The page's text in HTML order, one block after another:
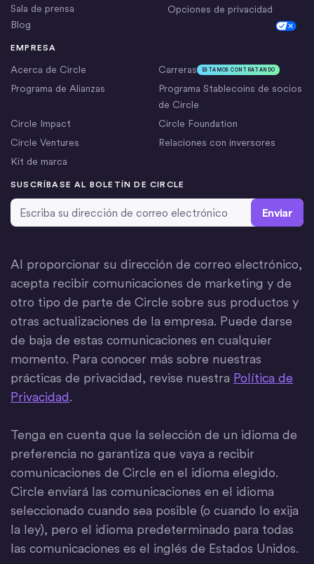
EMPRESA
Acerca de Circle Carreras ESTAMOS CONTRATANDO
Programa de Alianzas
Programa Stablecoins de socios
de Circle
Circle Impact
Circle Foundation
Circle Ventures
Relaciones con inversores
Kit de marca
Sala de prensa
Blog
Opciones de privacidad
SUSCRÍBASE AL BOLETÍN DE CIRCLE
Dirección de correo electrónico
Al proporcionar su dirección de correo electrónico,
acepta recibir comunicaciones de marketing y de
otro tipo de parte de Circle sobre sus productos y
otras actualizaciones de la empresa. Puede darse
de baja de estas comunicaciones en cualquier
momento. Para conocer más sobre nuestras
prácticas de privacidad, revise nuestra Política de
Privacidad.
Tenga en cuenta que la selección de un idioma de
preferencia no garantiza que vaya a recibir
comunicaciones de Circle en el idioma elegido.
Circle enviará las comunicaciones en el idioma
seleccionado cuando sea posible (o cuando lo exija
la ley), pero el idioma predeterminado para todas
las comunicaciones es el inglés de Estados Unidos.